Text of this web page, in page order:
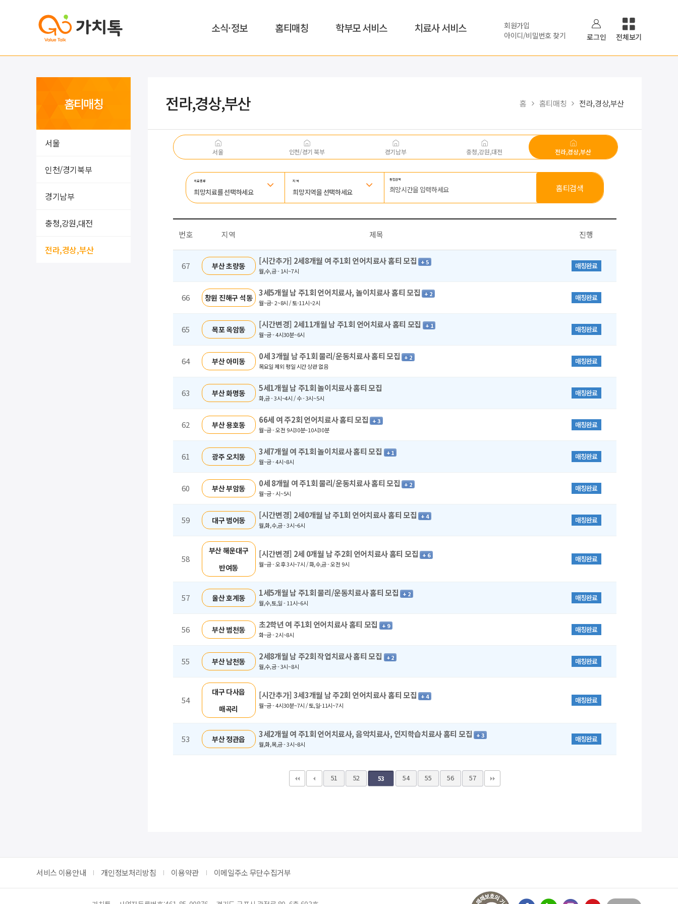
소식·정보 홈티매칭 학부모 서비스 치료사 서비스
회원가입
아이디/비밀번호 찾기
로그인 전체보기
홈티매칭
서울
인천/경기북부
경기남부
충청,강원,대전
전라,경상,부산
전라,경상,부산 홈 홈티매칭 전라,경상,부산
서울 인천/경기 북부 경기남부 충청,강원,대전 전라,경상,부산
치료종류
희망치료를 선택하세요
지 역
희망지역을 선택하세요
통합검색
번호 지역 제목 진행
67 부산 초량동 [시간추가] 2세8개월 여 주1회 언어치료사 홈티 모집 + 5
월,수,금 - 1시~7시
매칭완료
66 창원 진해구 석동 3세5개월 남 주1회 언어치료사, 놀이치료사 홈티 모집 + 2
월~금- 2~8시 / 토-11시~2시
매칭완료
65 목포 옥암동 [시간변경] 2세11개월 남 주1회 언어치료사 홈티 모집
+ 1
월~금 - 4시30분~6시
매칭완료
64 부산 아미동 0세 3개월 남 주1회 물리/운동치료사 홈티 모집 + 2
목요일 제외 평일 시간 상관 없음
매칭완료
63 부산 화명동 5세1개월 남 주1회 놀이치료사 홈티 모집
화,금 - 3시~4시 / 수 - 3시~5시
매칭완료
62 부산 용호동 66세 여 주2회 언어치료사 홈티 모집 + 3
월~금 - 오전 9시30분~10시30분
매칭완료
61 광주 오치동 3세7개월 여 주1회 놀이치료사 홈티 모집
+ 1
월~금 - 4시~8시
매칭완료
60 부산 부암동 0세 8개월 여 주1회 물리/운동치료사 홈티 모집 + 2
월~금 - 시~5시
매칭완료
59 대구 범어동 [시간변경] 2세0개월 남 주1회 언어치료사 홈티 모집 + 4
월,화,수,금 - 3시~6시
매칭완료
58
부산 해운대구
반여동
[시간변경] 2세 0개월 남 주2회 언어치료사 홈티 모집
+ 6
월~금 - 오후 3시~7시 / 화,수,금 - 오전 9시
매칭완료
57 울산 호계동 1세5개월 남 주1회 물리/운동치료사 홈티 모집 + 2
월,수,토,일 - 11시~6시
매칭완료
56 부산 범천동 초2학년 여 주1회 언어치료사 홈티 모집
+ 9
화~금 - 2시~8시
매칭완료
55 부산 남천동 2세8개월 남 주2회 작업치료사 홈티 모집
+ 2
월,수,금 - 3시~8시
매칭완료
54
대구 다사읍
매곡리
[시간추가] 3세3개월 남 주2회 언어치료사 홈티 모집 + 4
월~금 - 4시30분~7시 / 토,일-11시~7시
매칭완료
53 부산 정관읍 3세2개월 여 주1회 언어치료사, 음악치료사, 인지학습치료사 홈티 모집
+ 3
월,화,목,금 - 3시~8시
매칭완료
51 52 53 54 55 56 57
서비스 이용안내 개인정보처리방침 이용약관 이메일주소 무단수집거부